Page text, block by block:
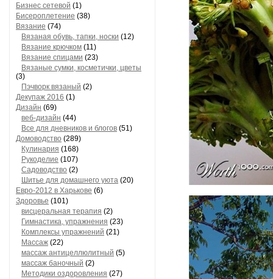
Бизнес сетевой (1)
Бисероплетение (38)
Вязание (74)
Вязаная обувь, тапки, носки (12)
Вязание крючком (11)
Вязание спицами (23)
Вязаные сумки, косметички, цветы
(3)
Пэчворк вязаный (2)
Декупаж 2016 (1)
Дизайн (69)
веб-дизайн (44)
Все для дневников и блогов (51)
Домоводство (289)
Кулинария (168)
Рукоделие (107)
Садоводство (2)
Шитье для домашнего уюта (20)
Евро-2012 в Харькове (6)
Здоровье (101)
висцеральная терапия (2)
Гимнастика, упражнения (23)
Комплексы упражнений (21)
Массаж (22)
массаж антицеллюлитный (5)
массаж баночный (2)
Методики оздоровления (27)